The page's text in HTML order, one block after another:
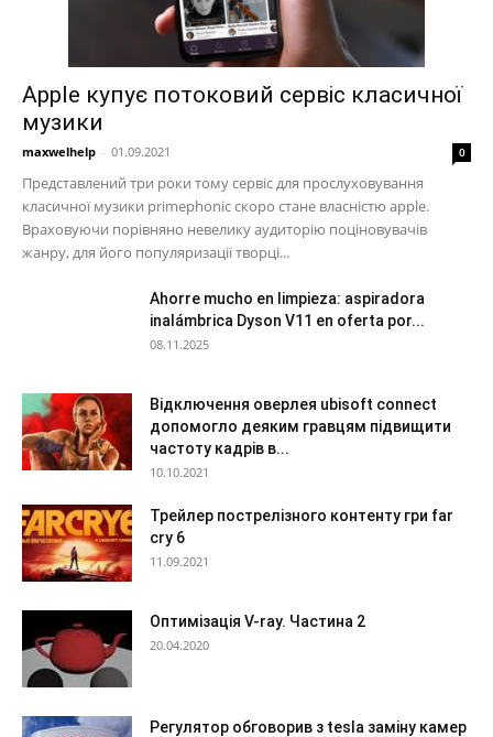
Apple купує потоковий сервіс класичної
музики
maxwelhelp - 01.09.2021 0
Представлений три роки тому сервіс для прослуховування
класичної музики primephonic скоро стане власністю apple.
Враховуючи порівняно невелику аудиторію поціновувачів
жанру, для його популяризації творці...
Ahorre mucho en limpieza: aspiradora
inalámbrica Dyson V11 en oferta por...
08.11.2025
Відключення оверлея ubisoft connect
допомогло деяким гравцям підвищити
частоту кадрів в...
10.10.2021
Трейлер пострелізного контенту гри far
cry 6
11.09.2021
Оптимізація V-ray. Частина 2
20.04.2020
Регулятор обговорив з tesla заміну камер